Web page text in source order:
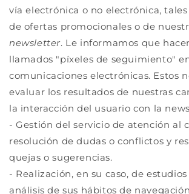
vía electrónica o no electrónica,
de ofertas promocionales o de
newsletter. Le informamos que
llamados "píxeles de seguimiento"
comunicaciones electrónicas. Estos
evaluar los resultados de nuestras
la interacción del usuario con la
- Gestión del servicio de atención al
resolución de dudas o conflictos y
quejas o sugerencias.
- Realización, en su caso, de
análisis de sus hábitos de